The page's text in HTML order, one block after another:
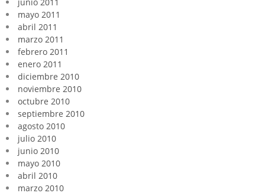
mayo 2011
abril 2011
marzo 2011
febrero 2011
enero 2011
diciembre 2010
noviembre 2010
octubre 2010
septiembre 2010
agosto 2010
julio 2010
junio 2010
mayo 2010
abril 2010
marzo 2010